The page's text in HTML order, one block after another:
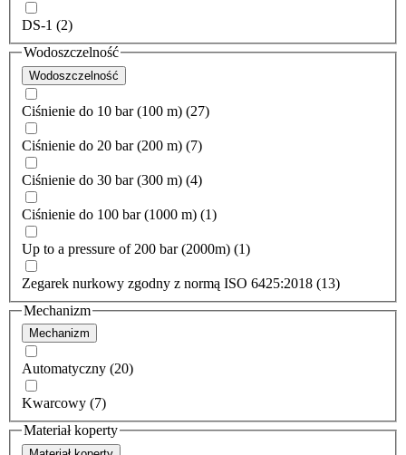
DS-1 (2)
Wodoszczelność
Wodoszczelność
Ciśnienie do 10 bar (100 m) (27)
Ciśnienie do 20 bar (200 m) (7)
Ciśnienie do 30 bar (300 m) (4)
Ciśnienie do 100 bar (1000 m) (1)
Up to a pressure of 200 bar (2000m) (1)
Zegarek nurkowy zgodny z normą ISO 6425:2018 (13)
Mechanizm
Mechanizm
Automatyczny (20)
Kwarcowy (7)
Materiał koperty